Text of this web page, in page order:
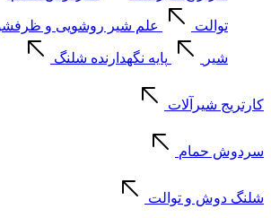
توالت علم شیر روشویی و
شیر پایه نگهدارنده شلنگ
کارتریج شیرآلات
سردوش حمام
شلنگ دوش و توالت